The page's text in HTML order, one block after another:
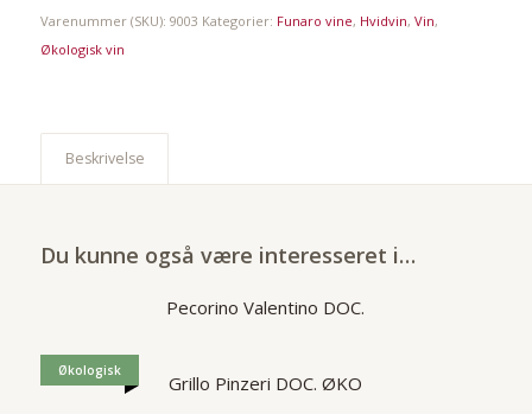
Varenummer (SKU): 9003 Kategorier: Funaro vine, Hvidvin, Vin,
Økologisk vin
Beskrivelse
Du kunne også være interesseret i…
Pecorino Valentino DOC.
Økologisk
Grillo Pinzeri DOC. ØKO